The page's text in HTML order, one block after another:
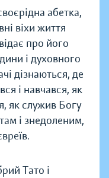
абетка,
віхи життя
про його
і духовного
дізнаються, де
і навчався, як
як служив Богу
і знедоленим,
Тато і